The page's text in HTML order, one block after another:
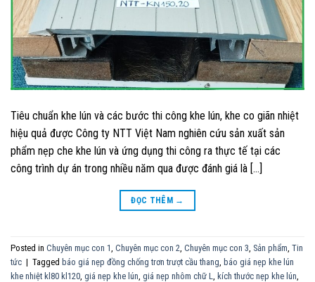
Tiêu chuẩn khe lún và các bước thi công khe lún, khe co giãn nhiệt
hiệu quả được Công ty NTT Việt Nam nghiên cứu sản xuất sản
phẩm nẹp che khe lún và ứng dụng thi công ra thực tế tại các
công trình dự án trong nhiều năm qua được đánh giá là […]
ĐỌC THÊM →
Posted in Chuyên mục con 1 Chuyên mục con 2 Chuyên mục con 3 Sản phẩm Tin
tức | Tagged báo giá nẹp đồng chống trơn trượt cầu thang báo giá nẹp khe lún
khe nhiệt kl80 kl120 giá nẹp khe lún giá nẹp nhôm chữ L kích thước nẹp khe lún